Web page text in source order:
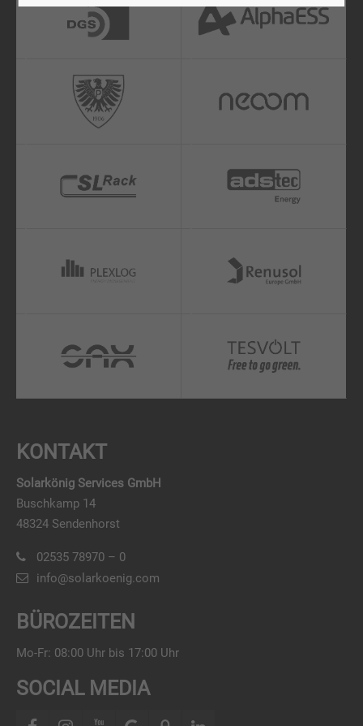
KONTAKT
Solarkönig Services GmbH
Buschkamp 14
48324 Sendenhorst
02535 78970 – 0
info@solarkoenig.com
BÜROZEITEN
Mo-Fr: 08:00 Uhr bis 17:00 Uhr
SOCIAL MEDIA